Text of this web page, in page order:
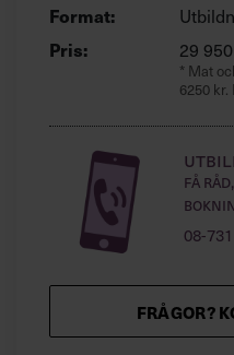
Format:
Pris: 29
* Mat
6250 kr.
Få
08-
FRÅGOR?